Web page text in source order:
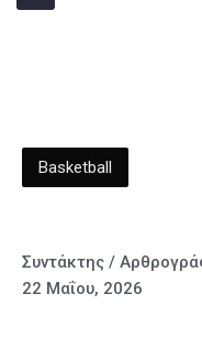
Basketball
Συντάκτης /
22 Μαΐου, 2026